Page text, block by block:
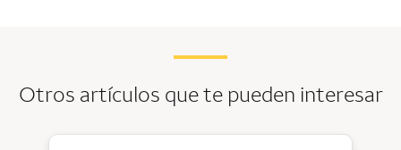
Otros artículos que te pueden interesar